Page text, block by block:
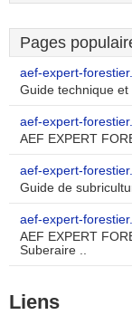
Pages
aef-expert-
Guide technique
aef-expert-
AEF EXPERT
aef-expert-
Guide de
aef-expert-
AEF EXPERT
Suberaire ..
Liens